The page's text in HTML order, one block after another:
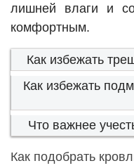
лишней влаги и
комфортным.
Как избежать
Как избежать
Что важнее
Как подобрать